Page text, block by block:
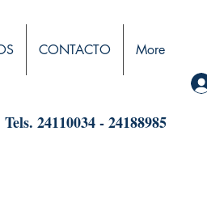
CONTACTO
More
Tels. 24110034 - 24188985